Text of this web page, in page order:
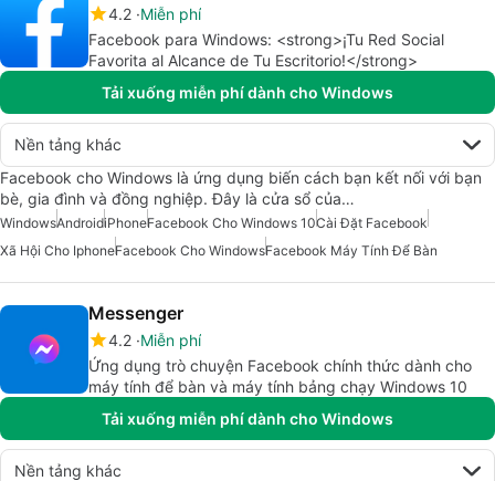
4.2 Miễn phí
Facebook para Windows: <strong>¡Tu Red Social
Favorita al Alcance de Tu Escritorio!</strong>
Tải xuống miễn phí dành cho Windows
Nền tảng khác
Facebook cho Windows là ứng dụng biến cách bạn kết nối với bạn
bè, gia đình và đồng nghiệp. Đây là cửa sổ của…
WindowsAndroidiPhoneFacebook Cho Windows 10Cài Đặt Facebook
Xã Hội Cho IphoneFacebook Cho WindowsFacebook Máy Tính Để Bàn
Messenger
4.2 Miễn phí
Ứng dụng trò chuyện Facebook chính thức dành cho
máy tính để bàn và máy tính bảng chạy Windows 10
Tải xuống miễn phí dành cho Windows
Nền tảng khác